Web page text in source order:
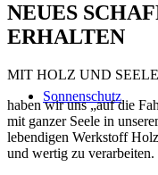
Sonnenschutz
NEUES
ERHALTEN
MIT HOLZ UND SEELE
haben wir uns „auf die
mit ganzer Seele in
lebendigen Werkstoff
und wertig zu verarbeiten.